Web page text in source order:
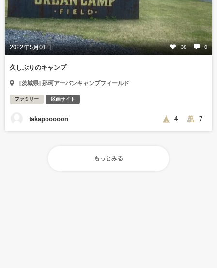
2022年5月01日 38 0
久しぶりのキャンプ
[茨城県] 那珂アーバンキャンプフィールド
ファミリー 区画サイト
takapooooon 4 7
もっとみる